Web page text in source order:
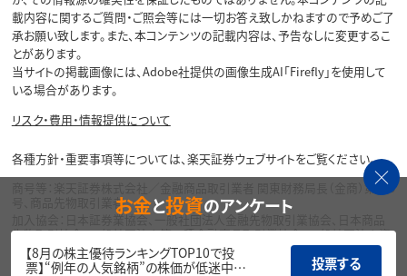
載内容に関するご質問・ご照会等には一切お答え致しかねますので予めご了
承お願い致します。また、本コンテンツの記載内容は、予告なしに変更するこ
とがあります。
当サイトの掲載画像には、Adobe社提供の画像生成AI「Firefly」を使用して
いる場合があります。
リスク・費用・情報提供について
各種方針・重要事項等については、楽天証券ウェブサイトをご覧ください。
商号等：楽天証券株式会社／金融商品取引業者 関東財務局長（金商）第195
号、商品先物取引業者
加入協会：日本証券業協会、一般社団法人金融先物取引業協会、日本商品
先物取引協会、一般社団法人第二種金融商品取引業協会、一般社団法人資
産運用業協会
お金と投資のアンケート
【8月の株主優待ランキングTOP10で投
票】“例年の人気銘柄”の株価が低迷中…
投票する